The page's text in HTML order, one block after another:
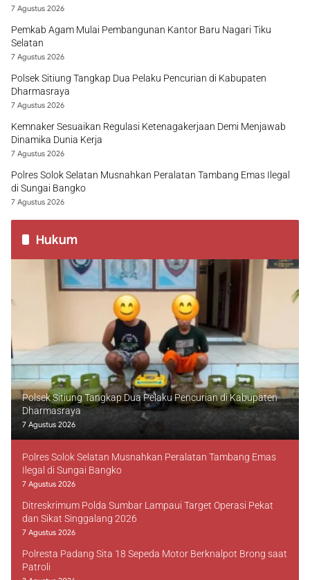
7 Agustus 2026
Pemkab Agam Mulai Pembangunan Kantor Baru Nagari Tiku
Selatan
7 Agustus 2026
Polsek Sitiung Tangkap Dua Pelaku Pencurian di Kabupaten
Dharmasraya
7 Agustus 2026
Kemnaker Sesuaikan Regulasi Ketenagakerjaan Demi Menjawab
Dinamika Dunia Kerja
7 Agustus 2026
Polres Solok Selatan Musnahkan Peralatan Tambang Emas Ilegal
di Sungai Bangko
7 Agustus 2026
Hukum
Polsek Sitiung Tangkap Dua Pelaku Pencurian di Kabupaten
Dharmasraya
7 Agustus 2026
Polres Solok Selatan Musnahkan Peralatan Tambang Emas
Ilegal di Sungai Bangko
7 Agustus 2026
Ditreskrimum Polda Sumbar Lampaui Target Operasi Pekat
dan Sikat Singgalang 2026
7 Agustus 2026
Polresta Padang Sita 18 Sepeda Motor Berknalpot Brong saat
Patroli